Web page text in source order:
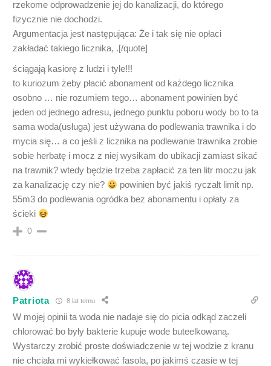
rzekome odprowadzenie jej do kanalizacji, do którego
fizycznie nie dochodzi.
Argumentacja jest następująca: Że i tak się nie opłaci
zakładać takiego licznika, .[/quote]
ściągają kasiorę z ludzi i tyle!!!
to kuriozum żeby płacić abonament od każdego licznika
osobno … nie rozumiem tego… abonament powinien być
jeden od jednego adresu, jednego punktu poboru wody bo to ta
sama woda(usługa) jest używana do podlewania trawnika i do
mycia się… a co jeśli z licznika na podlewanie trawnika zrobie
sobie herbatę i mocz z niej wysikam do ubikacji zamiast sikać
na trawnik? wtedy będzie trzeba zapłacić za ten litr moczu jak
za kanalizację czy nie?
powinien być jakiś ryczałt limit np.
55m3 do podlewania ogródka bez abonamentu i opłaty za
ścieki
0
Patriota 8 lat temu
W mojej opinii ta woda nie nadaje się do picia odkąd zaczeli
chlorować bo były bakterie kupuje wode buteelkowaną.
Wystarczy zrobić proste doświadczenie w tej wodzie z kranu
nie chciała mi wykiełkować fasola, po jakimś czasie w tej